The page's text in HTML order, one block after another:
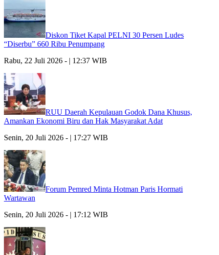
Diskon Tiket Kapal PELNI 30 Persen Ludes
“Diserbu” 660 Ribu Penumpang
Rabu, 22 Juli 2026 - | 12:37 WIB
RUU Daerah Kepulauan Godok Dana Khusus,
Amankan Ekonomi Biru dan Hak Masyarakat Adat
Senin, 20 Juli 2026 - | 17:27 WIB
Forum Pemred Minta Hotman Paris Hormati
Wartawan
Senin, 20 Juli 2026 - | 17:12 WIB